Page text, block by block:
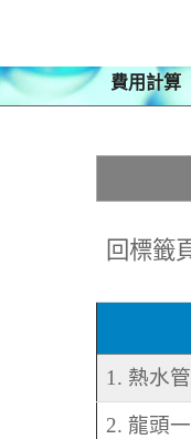
費用計算
回標籤
1. 熱水
2. 龍頭